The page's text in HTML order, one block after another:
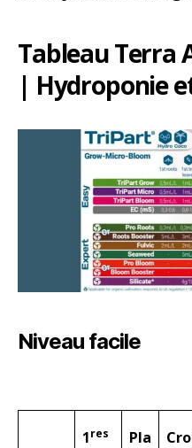
Tableau Terra
| Hydroponie
Niveau facile
1res
Pla